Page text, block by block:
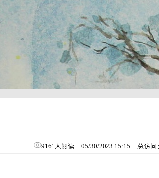
9161 人阅读 05/30/2023 15:15 总访问：